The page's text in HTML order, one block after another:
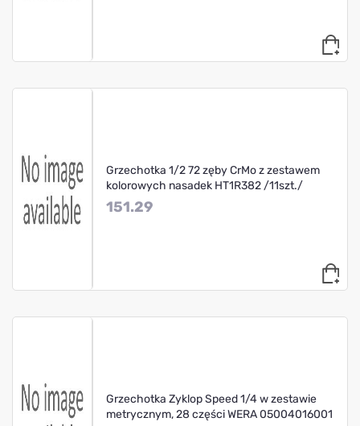
Grzechotka 1/2 72 zęby CrMo z zestawem
kolorowych nasadek HT1R382 /11szt./
151.29
Grzechotka Zyklop Speed 1/4 w zestawie
metrycznym, 28 części WERA 05004016001